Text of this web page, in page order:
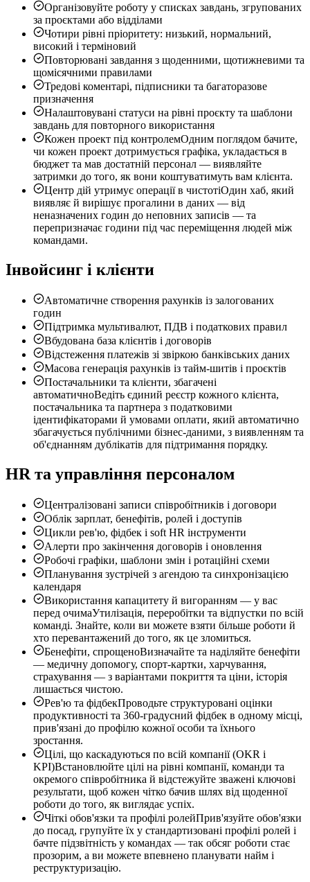
Організовуйте роботу у списках завдань, згрупованих
за проєктами або відділами
Чотири рівні пріоритету: низький, нормальний,
високий і терміновий
Повторювані завдання з щоденними, щотижневими та
щомісячними правилами
Тредові коментарі, підписники та багаторазове
призначення
Налаштовувані статуси на рівні проєкту та шаблони
завдань для повторного використання
Кожен проект під контролемОдним поглядом бачите,
чи кожен проект дотримується графіка, укладається в
бюджет та мав достатній персонал — виявляйте
затримки до того, як вони коштуватимуть вам клієнта.
Центр дій утримує операції в чистотіОдин хаб, який
виявляє й вирішує прогалини в даних — від
неназначених годин до неповних записів — та
перепризначає години під час переміщення людей між
командами.
Інвойсинг і клієнти
Автоматичне створення рахунків із залогованих
годин
Підтримка мультивалют, ПДВ і податкових правил
Вбудована база клієнтів і договорів
Відстеження платежів зі звіркою банківських даних
Масова генерація рахунків із тайм-шитів і проєктів
Постачальники та клієнти, збагачені
автоматичноВедіть єдиний реєстр кожного клієнта,
постачальника та партнера з податковими
ідентифікаторами й умовами оплати, який автоматично
збагачується публічними бізнес-даними, з виявленням та
об'єднанням дублікатів для підтримання порядку.
HR та управління персоналом
Централізовані записи співробітників і договори
Облік зарплат, бенефітів, ролей і доступів
Цикли рев'ю, фідбек і soft HR інструменти
Алерти про закінчення договорів і оновлення
Робочі графіки, шаблони змін і ротаційні схеми
Планування зустрічей з агендою та синхронізацією
календаря
Використання капацитету й вигоранням — у вас
перед очимаУтилізація, переробітки та відпустки по всій
команді. Знайте, коли ви можете взяти більше роботи й
хто перевантажений до того, як це зломиться.
Бенефіти, спрощеноВизначайте та наділяйте бенефіти
— медичну допомогу, спорт-картки, харчування,
страхування — з варіантами покриття та ціни, історія
лишається чистою.
Рев'ю та фідбекПроводьте структуровані оцінки
продуктивності та 360-градусний фідбек в одному місці,
прив'язані до профілю кожної особи та їхнього
зростання.
Цілі, що каскадуються по всій компанії (OKR і
KPI)Встановлюйте цілі на рівні компанії, команди та
окремого співробітника й відстежуйте зважені ключові
результати, щоб кожен чітко бачив шлях від щоденної
роботи до того, як виглядає успіх.
Чіткі обов'язки та профілі ролейПрив'язуйте обов'язки
до посад, групуйте їх у стандартизовані профілі ролей і
бачте підзвітність у командах — так обсяг роботи стає
прозорим, а ви можете впевнено планувати найм і
реструктуризацію.